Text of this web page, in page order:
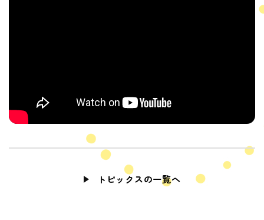
トピックスの一覧へ